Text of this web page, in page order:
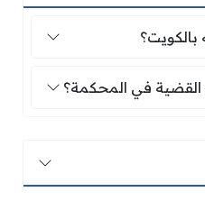
بالكويت؟
القضية في المحكمة؟
القضية في المحكمة؟